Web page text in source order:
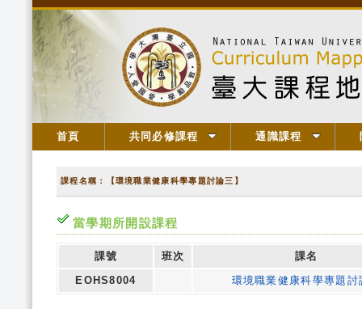
首頁 共同必修課程 通識課程
課程名稱：【環境職業健康科學專題討論三】
當學期所開設課程
課號 班次
課名
EOHS8004
環境職業健康科學專題討